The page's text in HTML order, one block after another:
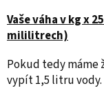
Vaše váha v kg x
mililitrech)
Pokud tedy máme
vypít 1,5 litru